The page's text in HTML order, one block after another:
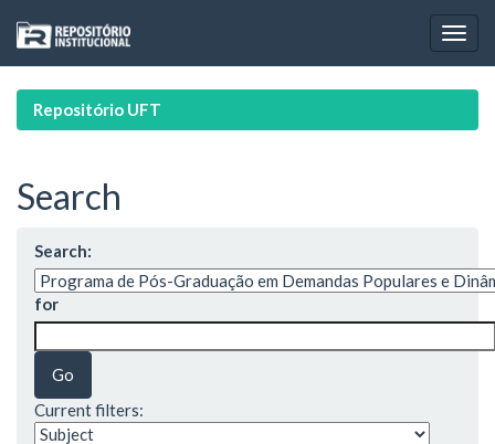
navigation
Repositório UFT
Search
Search:
for
Current filters: